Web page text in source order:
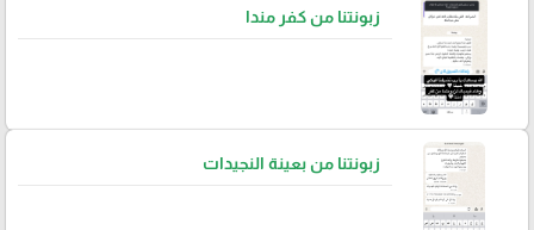
زبونتنا من كفر مندا
زبونتنا من بعينة النجيدات